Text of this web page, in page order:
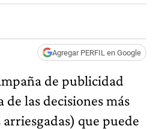
Agregar PERFIL en Google
de publicidad
de las decisiones más
que puede